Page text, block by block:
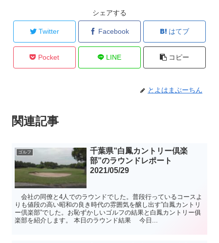
シェアする
Twitter Facebook はてブ
Pocket LINE コピー
とよはまぶーちん
関連記事
ゴルフ
千葉県”白鳳カントリー倶楽
部”のラウンドレポート
2021/05/29
会社の同僚と4人でのラウンドでした。普段行っているコースよ
りも値段の高い昭和の良き時代の雰囲気を醸し出す”白鳳カントリ
ー倶楽部”でした。お恥ずかしいゴルフの結果と白鳳カントリー俱
楽部を紹介します。 本日のラウンド結果 今日...